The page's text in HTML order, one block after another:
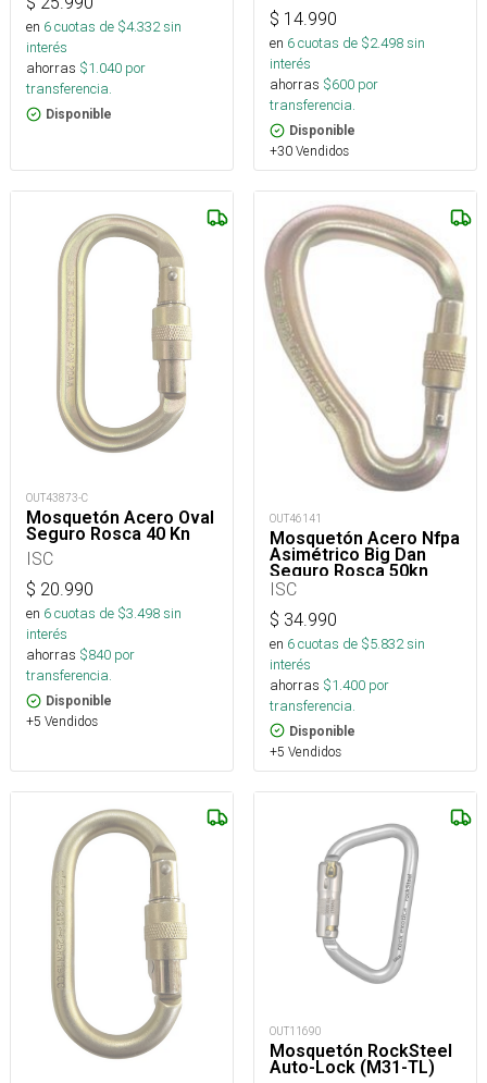
en 6cuotas de $4.332sin
interés
ahorras $1.040 por
transferencia.
Disponible
$ 14.990
en 6cuotas de $2.498sin
interés
ahorras $600 por
transferencia.
Disponible
+30 Vendidos
OUT43873-C
Mosquetón Acero Oval
Seguro Rosca 40 Kn
ISC
$ 20.990
en 6cuotas de $3.498sin
interés
ahorras $840 por
transferencia.
Disponible
+5 Vendidos
OUT46141
Mosquetón Acero Nfpa
Asimétrico Big Dan
Seguro Rosca 50kn
ISC
$ 34.990
en 6cuotas de $5.832sin
interés
ahorras $1.400 por
transferencia.
Disponible
+5 Vendidos
OUT11690
Mosquetón RockSteel
Auto-Lock (M31-TL)